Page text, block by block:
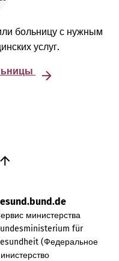
больницу с нужным
услуг.
министерства
für
(Федеральное